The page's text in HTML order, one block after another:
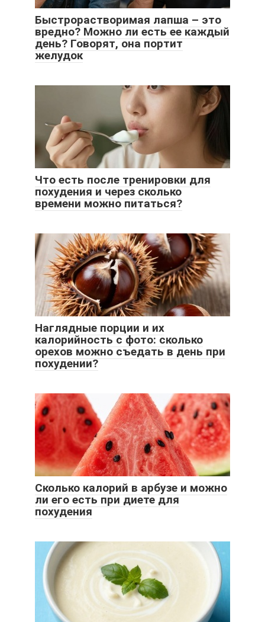
Быстрорастворимая лапша – это
вредно? Можно ли есть ее каждый
день? Говорят, она портит
желудок
Что есть после тренировки для
похудения и через сколько
времени можно питаться?
Наглядные порции и их
калорийность с фото: сколько
орехов можно съедать в день при
похудении?
Сколько калорий в арбузе и можно
ли его есть при диете для
похудения